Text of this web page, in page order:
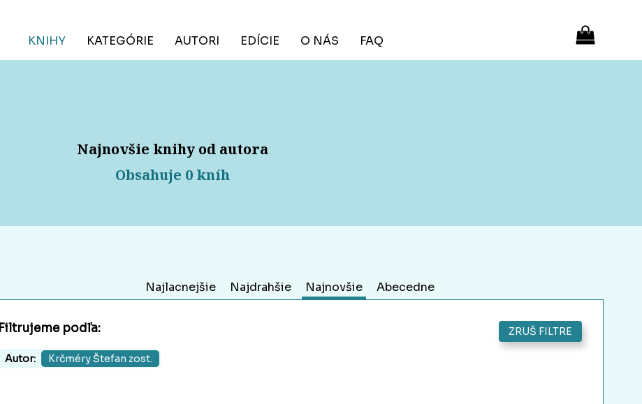
KNIHY KATEGÓRIE AUTORI EDÍCIE O NÁS FAQ
Najnovšie knihy od autora
Obsahuje 0 kníh
Najlacnejšie Najdrahšie Najnovšie Abecedne
Filtrujeme podľa: ZRUŠ FILTRE
Autor: Krčméry Štefan zost.